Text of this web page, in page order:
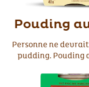
Pouding
Personne ne
pudding. Pouding